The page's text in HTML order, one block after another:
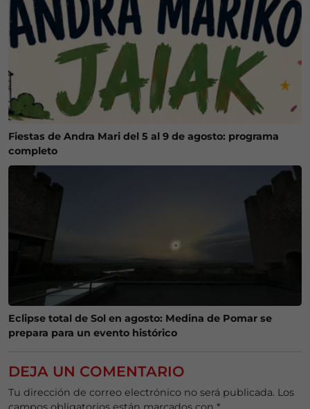
Fiestas de Andra Mari del 5 al 9 de agosto: programa
completo
Eclipse total de Sol en agosto: Medina de Pomar se
prepara para un evento histórico
DEJA UN COMENTARIO
Tu dirección de correo electrónico no será publicada. Los